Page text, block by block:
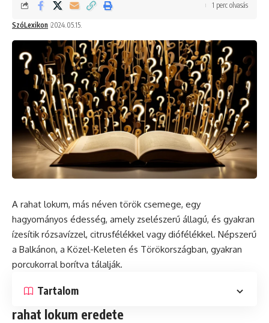
SzóLexikon 2024.05.15.
1 perc olvasás
A rahat lokum, más néven török csemege, egy
hagyományos édesség, amely zselészerű állagú, és gyakran
ízesítik rózsavízzel, citrusfélékkel vagy diófélékkel. Népszerű
a Balkánon, a Közel-Keleten és Törökországban, gyakran
porcukorral borítva tálalják.
Tartalom
rahat lokum eredete